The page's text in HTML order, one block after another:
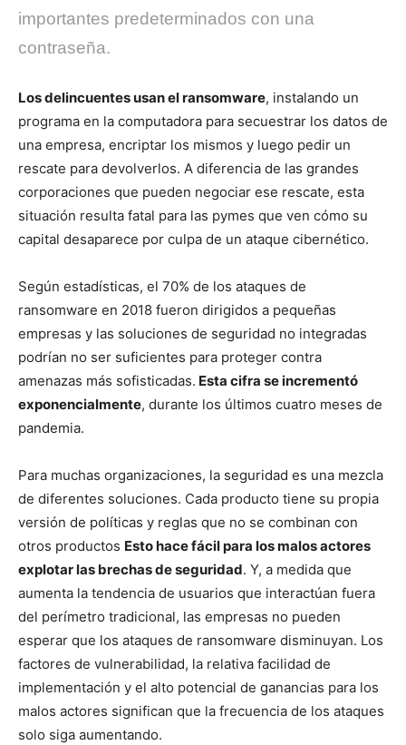
importantes predeterminados con una
contraseña.
Los delincuentes usan el ransomware, instalando un
programa en la computadora para secuestrar los datos de
una empresa, encriptar los mismos y luego pedir un
rescate para devolverlos. A diferencia de las grandes
corporaciones que pueden negociar ese rescate, esta
situación resulta fatal para las pymes que ven cómo su
capital desaparece por culpa de un ataque cibernético.
Según estadísticas, el 70% de los ataques de
ransomware en 2018 fueron dirigidos a pequeñas
empresas y las soluciones de seguridad no integradas
podrían no ser suficientes para proteger contra
amenazas más sofisticadas. Esta cifra se incrementó
exponencialmente, durante los últimos cuatro meses de
pandemia.
Para muchas organizaciones, la seguridad es una mezcla
de diferentes soluciones. Cada producto tiene su propia
versión de políticas y reglas que no se combinan con
otros productos Esto hace fácil para los malos actores
explotar las brechas de seguridad. Y, a medida que
aumenta la tendencia de usuarios que interactúan fuera
del perímetro tradicional, las empresas no pueden
esperar que los ataques de ransomware disminuyan. Los
factores de vulnerabilidad, la relativa facilidad de
implementación y el alto potencial de ganancias para los
malos actores significan que la frecuencia de los ataques
solo siga aumentando.